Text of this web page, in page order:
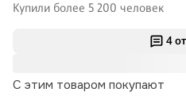
4
С этим товаром покупают
Купили более 5 200 человек